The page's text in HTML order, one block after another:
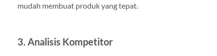
mudah membuat produk yang tepat.
3. Analisis Kompetitor